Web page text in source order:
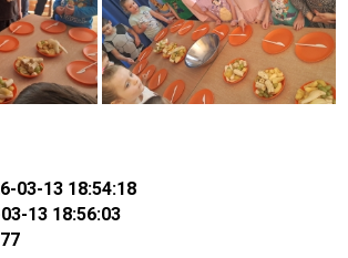
03-13 18:54:18
13 18:56:03
77